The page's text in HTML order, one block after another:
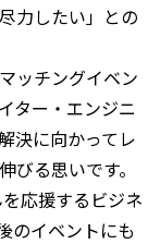
力したい」との
ッチングイベン
ター・エンジニ
決に向かってレ
る思いです。
応援するビジネ
のイベントにも